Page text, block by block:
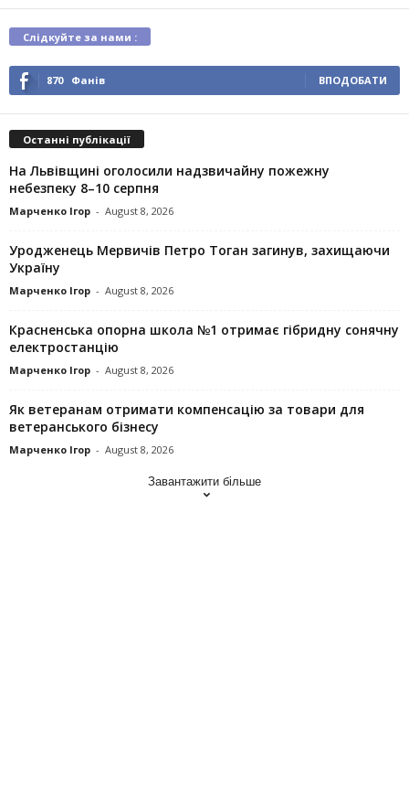
Слідкуйте за нами :
870 Фанів ВПОДОБАТИ
Останні публікації
На Львівщині оголосили надзвичайну пожежну
небезпеку 8–10 серпня
Марченко Ігор - August 8, 2026
Уродженець Мервичів Петро Тоган загинув, захищаючи
Україну
Марченко Ігор - August 8, 2026
Красненська опорна школа №1 отримає гібридну сонячну
електростанцію
Марченко Ігор - August 8, 2026
Як ветеранам отримати компенсацію за товари для
ветеранського бізнесу
Марченко Ігор - August 8, 2026
Завантажити більше